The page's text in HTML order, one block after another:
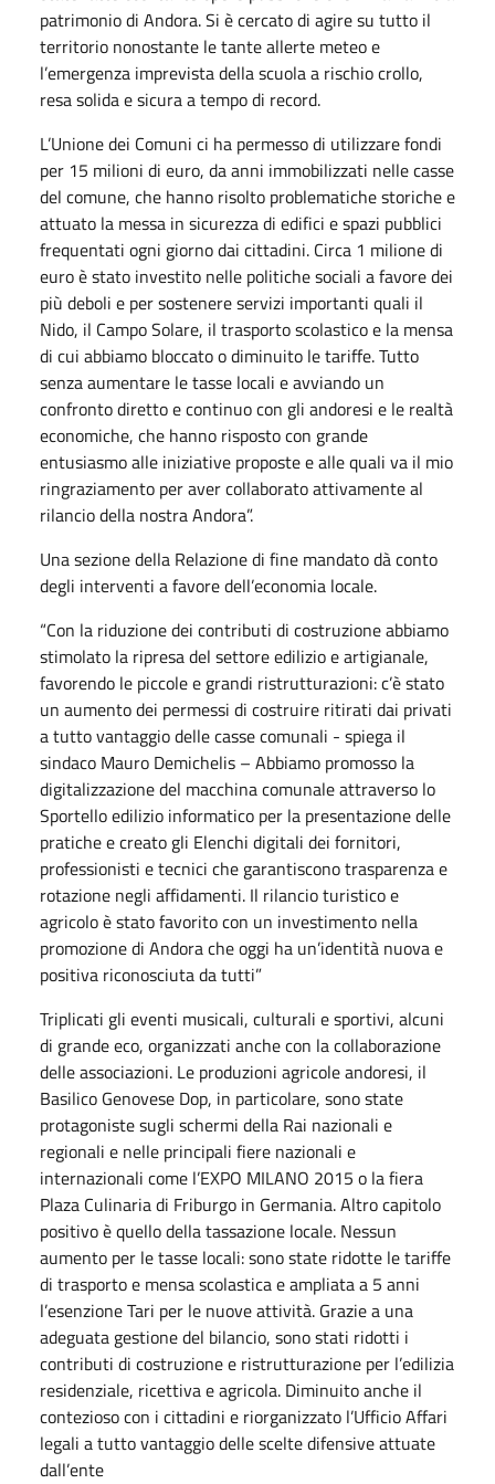
patrimonio di Andora. Si è cercato di agire su tutto il
territorio nonostante le tante allerte meteo e
l’emergenza imprevista della scuola a rischio crollo,
resa solida e sicura a tempo di record.
L’Unione dei Comuni ci ha permesso di utilizzare fondi
per 15 milioni di euro, da anni immobilizzati nelle casse
del comune, che hanno risolto problematiche storiche e
attuato la messa in sicurezza di edifici e spazi pubblici
frequentati ogni giorno dai cittadini. Circa 1 milione di
euro è stato investito nelle politiche sociali a favore dei
più deboli e per sostenere servizi importanti quali il
Nido, il Campo Solare, il trasporto scolastico e la mensa
di cui abbiamo bloccato o diminuito le tariffe. Tutto
senza aumentare le tasse locali e avviando un
confronto diretto e continuo con gli andoresi e le realtà
economiche, che hanno risposto con grande
entusiasmo alle iniziative proposte e alle quali va il mio
ringraziamento per aver collaborato attivamente al
rilancio della nostra Andora”.
Una sezione della Relazione di fine mandato dà conto
degli interventi a favore dell’economia locale.
“Con la riduzione dei contributi di costruzione abbiamo
stimolato la ripresa del settore edilizio e artigianale,
favorendo le piccole e grandi ristrutturazioni: c’è stato
un aumento dei permessi di costruire ritirati dai privati
a tutto vantaggio delle casse comunali - spiega il
sindaco Mauro Demichelis – Abbiamo promosso la
digitalizzazione del macchina comunale attraverso lo
Sportello edilizio informatico per la presentazione delle
pratiche e creato gli Elenchi digitali dei fornitori,
professionisti e tecnici che garantiscono trasparenza e
rotazione negli affidamenti. Il rilancio turistico e
agricolo è stato favorito con un investimento nella
promozione di Andora che oggi ha un’identità nuova e
positiva riconosciuta da tutti”
Triplicati gli eventi musicali, culturali e sportivi, alcuni
di grande eco, organizzati anche con la collaborazione
delle associazioni. Le produzioni agricole andoresi, il
Basilico Genovese Dop, in particolare, sono state
protagoniste sugli schermi della Rai nazionali e
regionali e nelle principali fiere nazionali e
internazionali come l’EXPO MILANO 2015 o la fiera
Plaza Culinaria di Friburgo in Germania. Altro capitolo
positivo è quello della tassazione locale. Nessun
aumento per le tasse locali: sono state ridotte le tariffe
di trasporto e mensa scolastica e ampliata a 5 anni
l’esenzione Tari per le nuove attività. Grazie a una
adeguata gestione del bilancio, sono stati ridotti i
contributi di costruzione e ristrutturazione per l’edilizia
residenziale, ricettiva e agricola. Diminuito anche il
contezioso con i cittadini e riorganizzato l’Ufficio Affari
legali a tutto vantaggio delle scelte difensive attuate
dall’ente